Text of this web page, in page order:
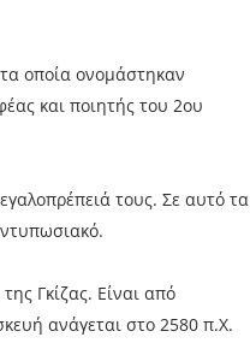
οποία ονομάστηκαν
και ποιητής του 2ου
τους. Σε αυτό τα
Γκίζας. Είναι από
ανάγεται στο 2580 π.Χ.